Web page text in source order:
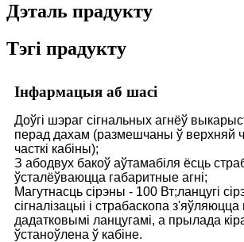
Дэталь прадукту
Тэгі прадукту
Інфармацыя аб шасі
Доўгі шэраг сігнальных агнёў
перад дахам (размешчаны ў верхняй
часткі кабіны);
З абодвух бакоў аўтамабіля ёсць
ўсталёўваюцца габаритные агні;
Магутнасць сірэны - 100 Вт;ланцугі
сігналізацыі і страбаскопа
дадатковымі ланцугамі, а прылада
ўстаноўлена ў кабіне.